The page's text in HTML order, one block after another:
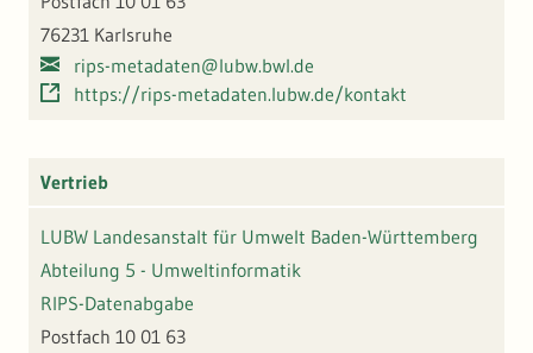
76231 Karlsruhe
rips-metadaten@lubw.bwl.de
https://rips-metadaten.lubw.de/kontakt
Vertrieb
LUBW Landesanstalt für Umwelt Baden-Württemberg
Abteilung 5 - Umweltinformatik
RIPS-Datenabgabe
Postfach 10 01 63